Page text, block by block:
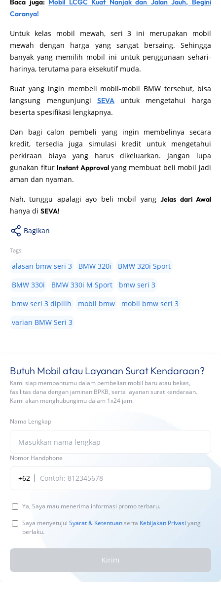
Baca juga: Mobil LCGC Kuat Nanjak dan Jalan Jauh, Begini
Caranya!
Untuk kelas mobil mewah, seri 3 ini merupakan mobil
mewah dengan harga yang sangat bersaing. Sehingga
banyak yang memilih mobil ini untuk penggunaan sehari-
harinya, terutama para eksekutif muda.
Buat yang ingin membeli mobil-mobil BMW tersebut, bisa
langsung mengunjungiSEVA
untuk mengetahui harga
beserta spesifikasi lengkapnya.
Dan bagi calon pembeli yang ingin membelinya secara
kredit, tersedia juga simulasi kredit untuk mengetahui
perkiraan biaya yang harus dikeluarkan. Jangan lupa
gunakan fitur Instant Approval yang membuat beli mobil jadi
aman dan nyaman.
Nah, tunggu apalagi ayo beli mobil yangJelas dari Awal
hanya di SEVA!
Bagikan
Tags:
alasan bmw seri 3 BMW 320i
BMW 320i Sport
BMW 330i
BMW 330i M Sport
bmw seri 3
bmw seri 3 dipilih
mobil bmw
mobil bmw seri 3
varian BMW Seri 3
Butuh Mobil atau Layanan Surat Kendaraan?
Kami siap membantumu dalam pembelian mobil baru atau bekas,
fasilitas dana dengan jaminan BPKB, serta layanan surat kendaraan.
Kami akan menghubungimu dalam 1x24 jam.
Nama Lengkap
Nomor Handphone
+62
Ya, Saya mau menerima informasi promo terbaru.
Saya menyetujui Syarat & Ketentuanserta Kebijakan Privasi yang
berlaku.
Kirim